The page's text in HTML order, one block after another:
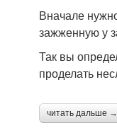
Вначале
зажженную у
Так вы
проделать
читать дальше →